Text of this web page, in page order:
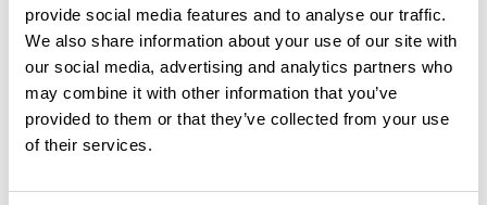
provide social media features and to analyse our traffic.
We also share information about your use of our site with
our social media, advertising and analytics partners who
may combine it with other information that you’ve
provided to them or that they’ve collected from your use
of their services.
8 km Col des Esserieux 763 m
14 km Col du Marais 833 m
39 km Col de la Croix Fry